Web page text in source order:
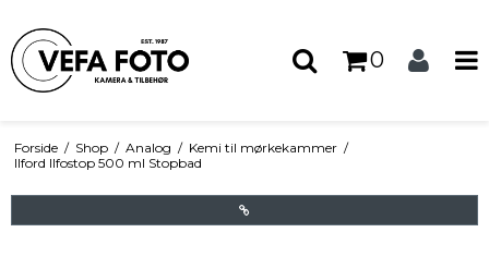
0
Forside / Shop / Analog / Kemi til mørkekammer /
Ilford Ilfostop 500 ml Stopbad